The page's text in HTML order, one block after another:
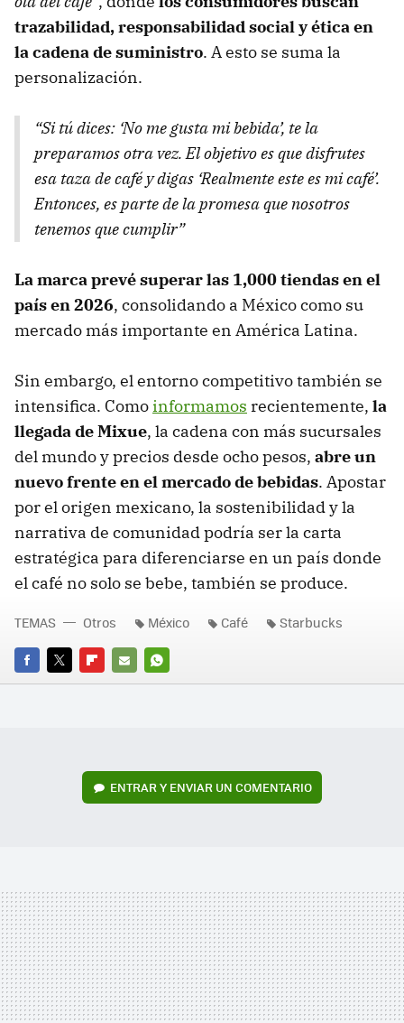
trazabilidad, responsabilidad social y ética en
la cadena de suministro. A esto se suma la
personalización.
“Si tú dices: ‘No me gusta mi bebida’, te la
preparamos otra vez. El objetivo es que disfrutes
esa taza de café y digas ‘Realmente este es mi café’.
Entonces, es parte de la promesa que nosotros
tenemos que cumplir”
La marca prevé superar las 1,000 tiendas en el
país en 2026, consolidando a México como su
mercado más importante en América Latina.
Sin embargo, el entorno competitivo también se
intensifica. Comoinformamos recientemente, la
llegada de Mixue, la cadena con más sucursales
del mundo y precios desde ocho pesos, abre un
nuevo frente en el mercado de bebidas. Apostar
por el origen mexicano, la sostenibilidad y la
narrativa de comunidad podría ser la carta
estratégica para diferenciarse en un país donde
el café no solo se bebe, también se produce.
FACEBOOK
TWITTERFLIPBOARD
E-
WHATSAPP
TEMAS Otros México Café Starbucks
ENTRAR Y ENVIAR UN COMENTARIO